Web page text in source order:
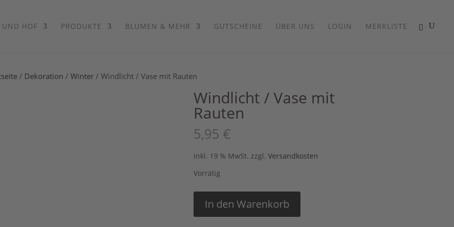
UND HOF PRODUKTE BLUMEN & MEHR GUTSCHEINE ÜBER UNS LOGIN MERKLISTE
/ Dekoration / Winter/ Windlicht / Vase mit Rauten
Windlicht / Vase mit
Rauten
5,95 €
inkl. 19 % MwSt. zzgl. Versandkosten
Vorrätig
In den Warenkorb